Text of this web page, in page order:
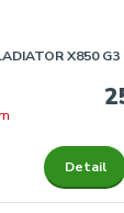
X850 G3
Detail